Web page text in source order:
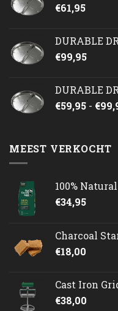
€61,95
DURABLE
€99,95
DURABLE
€59,95 - €
MEEST VERKOCHT
100%
€34,95
Charcoal
€18,00
Cast Iron
€38,00